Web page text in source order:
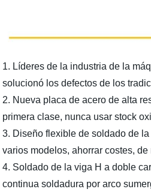
1. Líderes de la industria de la
solucionó los defectos de los
2. Nueva placa de acero de alta
primera clase, nunca usar stock
3. Diseño flexible de soldado de
varios modelos, ahorrar costes, de
4. Soldado de la viga H a doble
continua soldadura por arco